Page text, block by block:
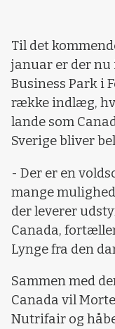
Til det
januar er der nu
Business Park i
række indlæg,
lande som
Sverige bliver
- Der er en
mange
der leverer
Canada,
Lynge fra den
Sammen med
Canada vil
Nutrifair og